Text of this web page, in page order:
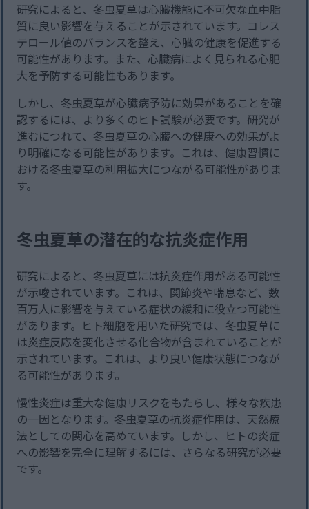
研究によると、冬虫夏草は心臓機能に不可欠な血中脂
質に良い影響を与えることが示されています。コレス
テロール値のバランスを整え、心臓の健康を促進する
可能性があります。また、心臓病によく見られる心肥
大を予防する可能性もあります。
しかし、冬虫夏草が心臓病予防に効果があることを確
認するには、より多くのヒト試験が必要です。研究が
進むにつれて、冬虫夏草の心臓への健康への効果がよ
り明確になる可能性があります。これは、健康習慣に
おける冬虫夏草の利用拡大につながる可能性がありま
す。
冬虫夏草の潜在的な抗炎症作用
研究によると、冬虫夏草には抗炎症作用がある可能性
が示唆されています。これは、関節炎や喘息など、数
百万人に影響を与えている症状の緩和に役立つ可能性
があります。ヒト細胞を用いた研究では、冬虫夏草に
は炎症反応を変化させる化合物が含まれていることが
示されています。これは、より良い健康状態につなが
る可能性があります。
慢性炎症は重大な健康リスクをもたらし、様々な疾患
の一因となります。冬虫夏草の抗炎症作用は、天然療
法としての関心を高めています。しかし、ヒトの炎症
への影響を完全に理解するには、さらなる研究が必要
です。